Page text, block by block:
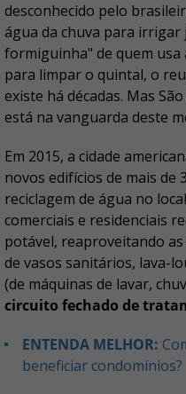
desconhecido pelo
água da chuva para
formiguinha" de quem usa
para limpar o quintal, o
existe há décadas. Mas
está na vanguarda deste
Em 2015, a cidade
novos edifícios de mais de
reciclagem de água no
comerciais e residenciais
potável, reaproveitando
de vasos sanitários, lava-
(de máquinas de lavar,
circuito fechado de
ENTENDA MELHOR:
beneficiar condomínios?